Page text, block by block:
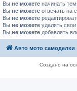
Вы не можете начинать
Вы не можете отвечать на
Вы не можете
Вы не можете удалять
Вы не можете добавлять
Авто мото самоделки
Создано на